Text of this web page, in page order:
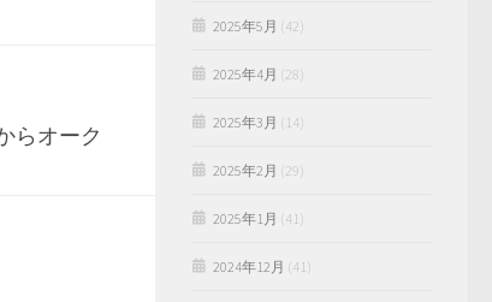
らオーク
2025年5月 (42)
2025年4月 (28)
2025年3月 (14)
2025年2月 (29)
2025年1月 (41)
2024年12月 (41)